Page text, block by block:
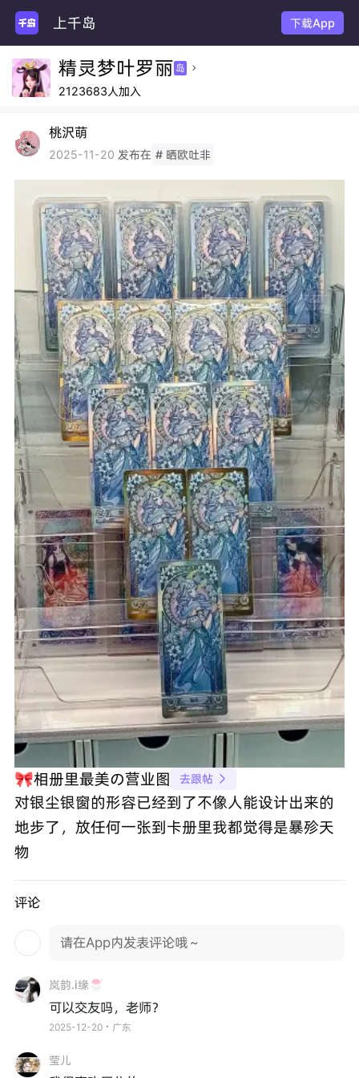
上千岛 下载App
精灵梦叶罗丽 岛 
2123683人加入
桃沢萌
2025-11-20 发布在 # 晒欧吐非
🎀相册里最美の营业图 去跟帖 
对银尘银窗的形容已经到了不像人能设计出来的
地步了，放任何一张到卡册里我都觉得是暴殄天
物
评论
请在App内发表评论哦～
岚韵.i缘🍧
可以交友吗，老师？
2025-12-20・广东
莹儿